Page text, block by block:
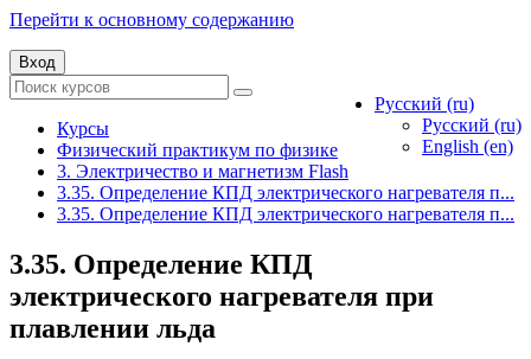
Перейти к основному содержанию
Вход
Русский ‎(ru)‎
Русский ‎(ru)‎
English ‎(en)‎
Курсы
Физический практикум по физике
3. Электричество и магнетизм Flash
3.35. Определение КПД электрического нагревателя п...
3.35. Определение КПД электрического нагревателя п...
3.35. Определение КПД
электрического нагревателя при
плавлении льда